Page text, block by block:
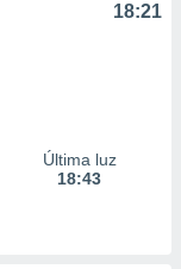
18:21
Última luz
18:43